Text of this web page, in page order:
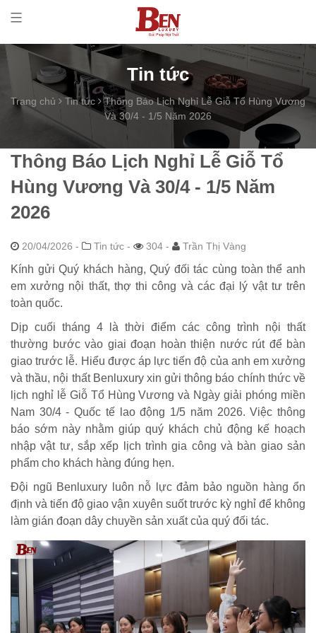
Tin tức
Trang chủ Tin tức
Thông Báo Lịch Nghỉ Lễ Giỗ Tổ Hùng Vương
Và 30/4 - 1/5 Năm 2026
Thông Báo Lịch Nghỉ Lễ Giỗ Tổ
Hùng Vương Và 30/4 - 1/5 Năm
2026
20/04/2026 - Tin tức - 304 - Trần Thị Vàng
Kính gửi Quý khách hàng, Quý đối tác cùng toàn thể anh
em xưởng nội thất, thợ thi công và các đại lý vật tư trên
toàn quốc.
Dịp cuối tháng 4 là thời điểm các công trình nội thất
thường bước vào giai đoạn hoàn thiện nước rút để bàn
giao trước lễ. Hiểu được áp lực tiến độ của anh em xưởng
và thầu, nội thất Benluxury xin gửi thông báo chính thức về
lịch nghỉ lễ Giỗ Tổ Hùng Vương và Ngày giải phóng miền
Nam 30/4 - Quốc tế lao động 1/5 năm 2026. Việc thông
báo sớm này nhằm giúp quý khách chủ động kế hoạch
nhập vật tư, sắp xếp lịch trình gia công và bàn giao sản
phẩm cho khách hàng đúng hẹn.
Đội ngũ Benluxury luôn nỗ lực đảm bảo nguồn hàng ổn
định và tiến độ giao vận xuyên suốt trước kỳ nghỉ để không
làm gián đoạn dây chuyền sản xuất của quý đối tác.